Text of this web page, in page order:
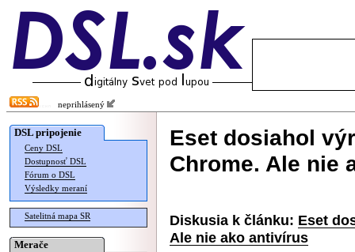
neprihlásený
DSL pripojenie
Ceny DSL
Dostupnosť DSL
Fórum o DSL
Výsledky meraní
Satelitná mapa SR
Merače
Eset dosiahol
Chrome. Ale nie
Diskusia k článku: Eset
Ale nie ako antivírus